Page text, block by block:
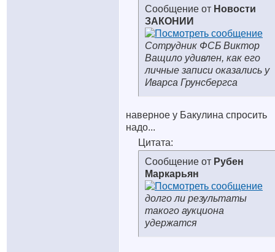
Сообщение от Новости
ЗАКОНИИ
Сотрудник ФСБ Виктор
Ващило удивлен, как его
личные записи оказались у
Иварса Грунсбергса
наверное у Бакулина спросить
надо...
Цитата:
Сообщение от Рубен
Маркарьян
долго ли результаты
такого аукциона
удержатся